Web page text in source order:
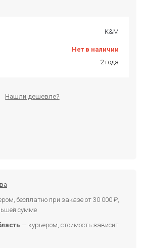
K&M
Нет в наличии
2 года
Нашли дешевле?
бесплатно при заказе от 30 000 ₽,
сумме
— курьером, стоимость зависит